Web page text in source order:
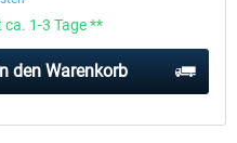
1-3 Tage **
den Warenkorb